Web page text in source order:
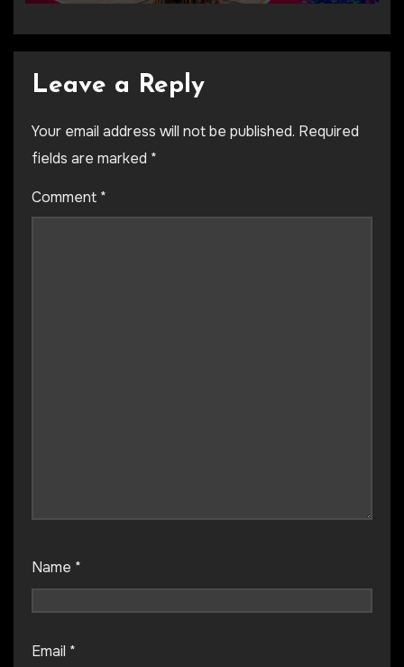
Leave a Reply
Your email address will not be published. Required
fields are marked *
Comment *
Name *
Email *